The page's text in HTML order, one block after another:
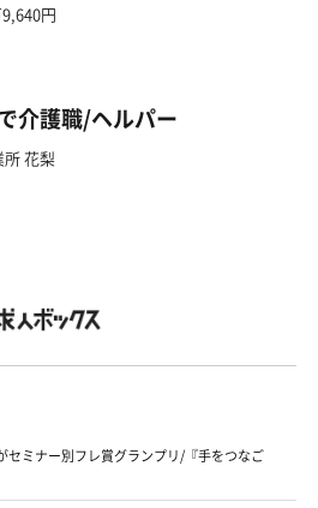
円
介護職/ヘルパー
花梨
セミナー別フレ賞グランプリ/『手をつなご